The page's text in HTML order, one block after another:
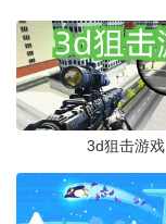
3d狙击游戏